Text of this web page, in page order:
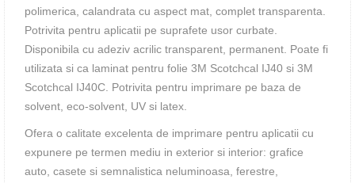
polimerica, calandrata cu aspect mat, complet transparenta.
Potrivita pentru aplicatii pe suprafete usor curbate.
Disponibila cu adeziv acrilic transparent, permanent. Poate fi
utilizata si ca laminat pentru folie 3M Scotchcal IJ40 si 3M
Scotchcal IJ40C. Potrivita pentru imprimare pe baza de
solvent, eco-solvent, UV si latex.
Ofera o calitate excelenta de imprimare pentru aplicatii cu
expunere pe termen mediu in exterior si interior: grafice
auto, casete si semnalistica neluminoasa, ferestre,